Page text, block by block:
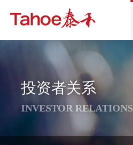
投资者关系
INVESTOR RELATIONS